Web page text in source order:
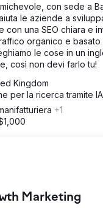
con sede a
le aziende a
con una SEO chiara e
organico e
le cose in un
così non devi farlo tu!
Kingdom
per la ricerca tramite
+1
Marketing